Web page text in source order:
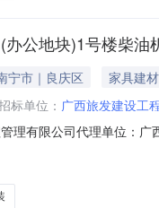
公地块)1号楼柴
宁市｜良庆区
家具建材
标单位： 广西旅发建设工
理有限公司代理单位：
四、竞争性磋商公告发